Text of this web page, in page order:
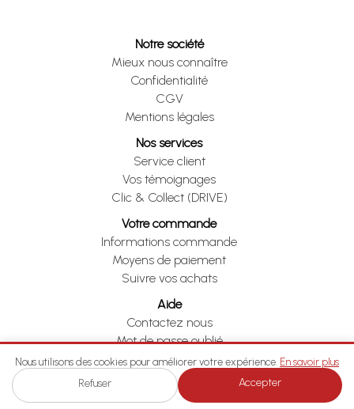
Notre société
Mieux nous connaître
Confidentialité
CGV
Mentions légales
Nos services
Service client
Vos témoignages
Clic & Collect (DRIVE)
Votre commande
Informations commande
Moyens de paiement
Suivre vos achats
Aide
Contactez nous
Mot de passe oublié
Je me rétracte
Je me rétracte
Nous utilisons des cookies pour améliorer votre expérience. En savoir plus
Refuser Accepter